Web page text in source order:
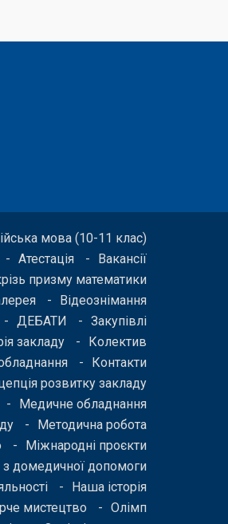
мова (10-11 клас)
Атестація
Вакансії
призму математики
Відеознімання
ДЕБАТИ
Закупівлі
закладу
Колектив
Контакти
розвитку закладу
Медичне обладнання
Методична робота
Міжнародні проєкти
з домедичної допомоги
Наша історія
мистецтво
Олімп